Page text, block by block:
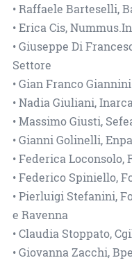
• Raffaele Barteselli,
• Erica Cis,
• Giuseppe Di
Settore
• Gian Franco
• Nadia Giuliani,
• Massimo Giusti,
• Gianni Golinelli,
• Federica
• Federico Spiniello,
• Pierluigi Stefanini,
e Ravenna
• Claudia Stoppato,
• Giovanna Zacchi,